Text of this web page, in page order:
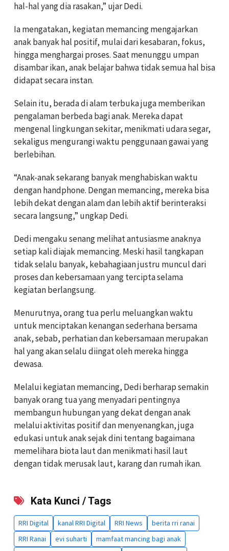
hal-hal yang dia rasakan,” ujar Dedi.
Ia mengatakan, kegiatan memancing mengajarkan
anak banyak hal positif, mulai dari kesabaran, fokus,
hingga menghargai proses. Saat menunggu umpan
disambar ikan, anak belajar bahwa tidak semua hal bisa
didapat secara instan.
Selain itu, berada di alam terbuka juga memberikan
pengalaman berbeda bagi anak. Mereka dapat
mengenal lingkungan sekitar, menikmati udara segar,
sekaligus mengurangi waktu penggunaan gawai yang
berlebihan.
“Anak-anak sekarang banyak menghabiskan waktu
dengan handphone. Dengan memancing, mereka bisa
lebih dekat dengan alam dan lebih aktif berinteraksi
secara langsung,” ungkap Dedi.
Dedi mengaku senang melihat antusiasme anaknya
setiap kali diajak memancing. Meski hasil tangkapan
tidak selalu banyak, kebahagiaan justru muncul dari
proses dan kebersamaan yang tercipta selama
kegiatan berlangsung.
Menurutnya, orang tua perlu meluangkan waktu
untuk menciptakan kenangan sederhana bersama
anak, sebab, perhatian dan kebersamaan merupakan
hal yang akan selalu diingat oleh mereka hingga
dewasa.
Melalui kegiatan memancing, Dedi berharap semakin
banyak orang tua yang menyadari pentingnya
membangun hubungan yang dekat dengan anak
melalui aktivitas positif dan menyenangkan, juga
edukasi untuk anak sejak dini tentang bagaimana
memelihara biota laut dan menikmati hasil laut
dengan tidak merusak laut, karang dan rumah ikan.
Kata Kunci / Tags
RRI Digital kanal RRI Digital RRI News
berita rri ranai
RRI Ranai
evi suharti
mamfaat mancing bagi anak